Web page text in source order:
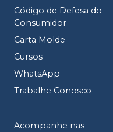
Código de Defesa do
Consumidor
Carta Molde
Cursos
WhatsApp
Trabalhe Conosco
Acompanhe nas